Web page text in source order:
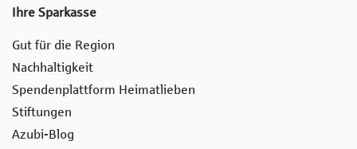
Ihre Sparkasse
Gut für die Region
Nachhaltigkeit
Spendenplattform Heimatlieben
Stiftungen
Azubi-Blog